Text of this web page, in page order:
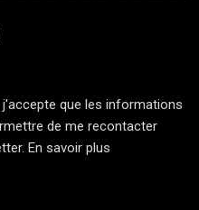
que les informations
de me recontacter
En savoir plus